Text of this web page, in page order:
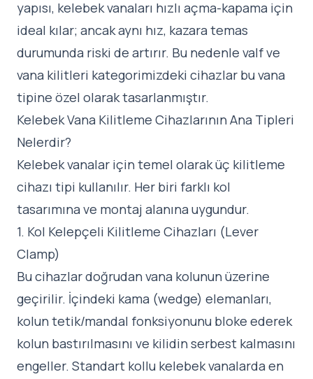
yapısı, kelebek vanaları hızlı açma-kapama için
ideal kılar; ancak aynı hız, kazara temas
durumunda riski de artırır. Bu nedenle valf ve
vana kilitleri kategorimizdeki cihazlar bu vana
tipine özel olarak tasarlanmıştır.
Kelebek Vana Kilitleme Cihazlarının Ana Tipleri
Nelerdir?
Kelebek vanalar için temel olarak üç kilitleme
cihazı tipi kullanılır. Her biri farklı kol
tasarımına ve montaj alanına uygundur.
1. Kol Kelepçeli Kilitleme Cihazları (Lever
Clamp)
Bu cihazlar doğrudan vana kolunun üzerine
geçirilir. İçindeki kama (wedge) elemanları,
kolun tetik/mandal fonksiyonunu bloke ederek
kolun bastırılmasını ve kilidin serbest kalmasını
engeller. Standart kollu kelebek vanalarda en